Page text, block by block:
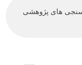
های پژوهشی